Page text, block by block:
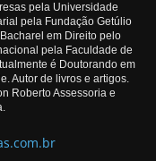
pela Universidade
pela Fundação Getúlio
em Direito pelo
pela Faculdade de
é Doutorando em
Autor de livros e artigos.
Roberto Assessoria e